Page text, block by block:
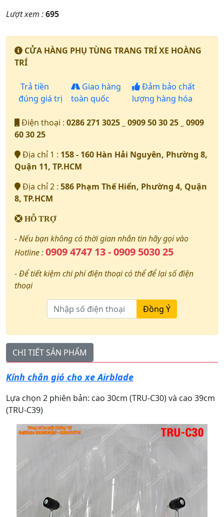
Lượt xem :695
CỬA HÀNG PHỤ TÙNG TRANG TRÍ XE HOÀNG
TRÍ
Trả tiền
đúng giá trị
Giao hàng
toàn quốc
Đảm bảo chất
lượng hàng hóa
Điện thoại : 0286 271 3025 _ 0909 50 30 25 _ 0909
60 30 25
Địa chỉ 1 : 158 - 160 Hàn Hải Nguyên, Phường 8,
Quận 11, TP.HCM
Địa chỉ 2 : 586 Phạm Thế Hiển, Phường 4, Quận
8, TP.HCM
HỖ TRỢ
- Nếu bạn không có thời gian nhắn tin hãy gọi vào
Hotline :0909 4747 13 - 0909 5030 25
- Để tiết kiệm chi phí điện thoại có thể để lại số điện
thoại
Đồng Ý
CHI TIẾT SẢN PHẨM
Kính chắn gió cho xe Airblade
Lựa chọn 2 phiên bản: cao 30cm (TRU-C30) và cao 39cm
(TRU-C39)